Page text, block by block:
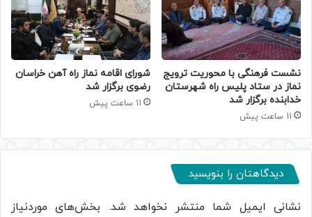
نشست فرهنگی با محوریت ترویج
نماز در ستاد پلیس راه شهرستان
خدابنده برگزار شد
11 ساعت پیش
شورای اقامه نماز راه آهن خراسان
رضوی برگزار شد
11 ساعت پیش
دیدگاهتان را بنویسید
نشانی ایمیل شما منتشر نخواهد شد. بخش‌های موردنیاز